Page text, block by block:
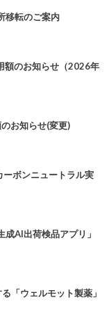
移転のご案内
額のお知らせ（2026年
お知らせ(変更)
ボンニュートラル実
AI出荷検品アプリ」
「ウェルモット製薬」